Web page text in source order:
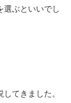
選ぶといいでし
てきました。